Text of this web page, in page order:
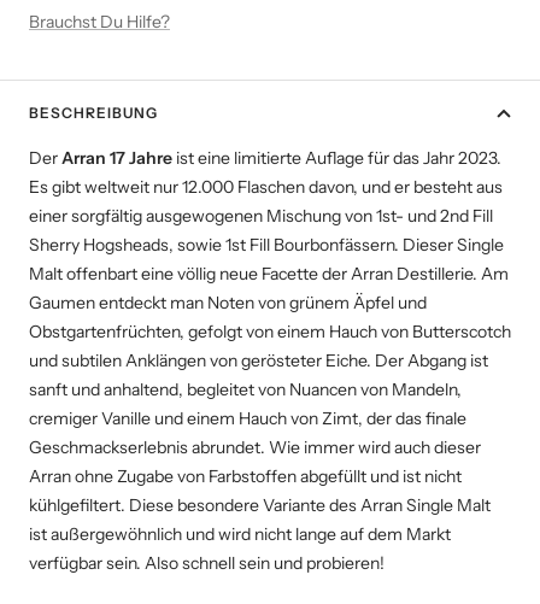
Brauchst Du Hilfe?
BESCHREIBUNG
DerArran 17 Jahre ist eine limitierte Auflage für das Jahr 2023.
Es gibt weltweit nur 12.000 Flaschen davon, und er besteht aus
einer sorgfältig ausgewogenen Mischung von 1st- und 2nd Fill
Sherry Hogsheads, sowie 1st Fill Bourbonfässern. Dieser Single
Malt offenbart eine völlig neue Facette der Arran Destillerie. Am
Gaumen entdeckt man Noten von grünem Äpfel und
Obstgartenfrüchten, gefolgt von einem Hauch von Butterscotch
und subtilen Anklängen von gerösteter Eiche. Der Abgang ist
sanft und anhaltend, begleitet von Nuancen von Mandeln,
cremiger Vanille und einem Hauch von Zimt, der das finale
Geschmackserlebnis abrundet. Wie immer wird auch dieser
Arran ohne Zugabe von Farbstoffen abgefüllt und ist nicht
kühlgefiltert. Diese besondere Variante des Arran Single Malt
ist außergewöhnlich und wird nicht lange auf dem Markt
verfügbar sein. Also schnell sein und probieren!